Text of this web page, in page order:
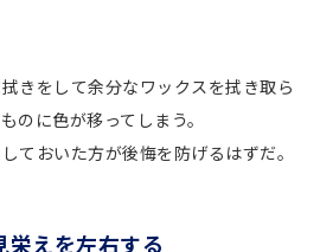
きをして余分なワックスを拭き取ら
のに色が移ってしまう。
ておいた方が後悔を防げるはずだ。
えを左右する